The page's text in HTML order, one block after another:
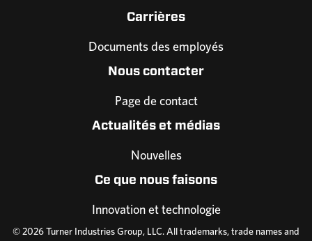
Carrières
Documents des employés
Nous contacter
Page de contact
Actualités et médias
Nouvelles
Ce que nous faisons
Innovation et technologie
© 2026 Turner Industries Group, LLC. All trademarks, trade names and